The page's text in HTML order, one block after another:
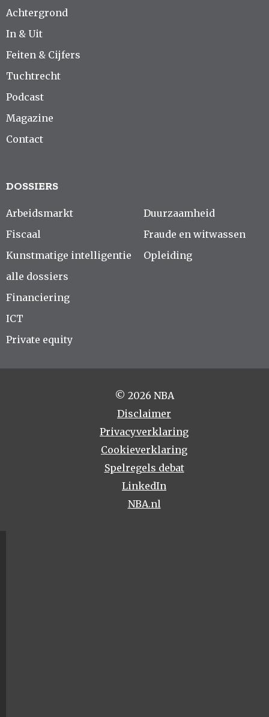
Achtergrond
In & Uit
Feiten & Cijfers
Tuchtrecht
Podcast
Magazine
Contact
DOSSIERS
Arbeidsmarkt
Fiscaal
Kunstmatige intelligentie
alle dossiers
Duurzaamheid
Fraude en witwassen
Opleiding
Financiering
ICT
Private equity
© 2026 NBA
Disclaimer
Privacyverklaring
Cookieverklaring
Spelregels debat
LinkedIn
NBA.nl